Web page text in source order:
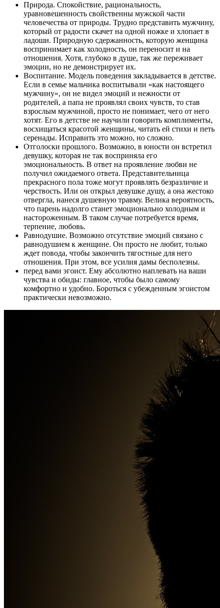
Природа. Спокойствие, рациональность,
уравновешенность свойственны мужской части
человечества от природы. Трудно представить мужчину,
который от радости скачет на одной ножке и хлопает в
ладоши. Природную сдержанность, которую женщина
воспринимает как холодность, он переносит и на
отношения. Хотя, глубоко в душе, так же переживает
эмоции, но не демонстрирует их.
Воспитание. Модель поведения закладывается в детстве.
Если в семье мальчика воспитывали «как настоящего
мужчину», он не видел эмоций и нежности от
родителей, а папа не проявлял своих чувств, то став
взрослым мужчиной, просто не понимает, чего от него
хотят. Его в детстве не научили говорить комплименты,
восхищаться красотой женщины, читать ей стихи и петь
серенады. Исправить это можно, но сложно.
Отголоски прошлого. Возможно, в юности он встретил
девушку, которая не так восприняла его
эмоциональность. В ответ на проявление любви не
получил ожидаемого ответа. Представительница
прекрасного пола тоже могут проявлять безразличие и
черствость. Или он открыл девушке душу, а она жестоко
отвергла, нанеся душевную травму. Велика вероятность,
что парень надолго станет эмоционально холодным и
настороженным. В таком случае потребуется время,
терпение, любовь.
Равнодушие. Возможно отсутствие эмоций связано с
равнодушием к женщине. Он просто не любит, только
ждет повода, чтобы закончить тягостные для него
отношения. При этом, все усилия дамы бесполезны.
перед вами эгоист. Ему абсолютно наплевать на ваши
чувства и обиды: главное, чтобы было самому
комфортно и удобно. Бороться с убежденным эгоистом
практически невозможно.